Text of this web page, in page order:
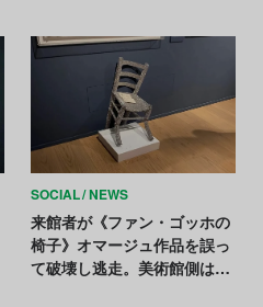
とめ】
SOCIAL NEWS
来館者が《ファン・ゴッホの
椅子》オマージュ作品を誤っ
て破壊し逃走。美術館側は